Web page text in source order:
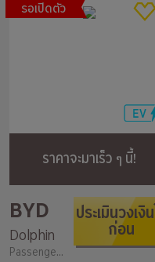
รอเปิดตัว
ราคาจะมาเร็ว ๆ นี้!
BYD
Dolphin
Passenger / 2,000
ประเมินวงเงิ
ก่อน